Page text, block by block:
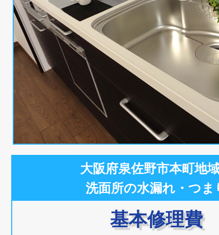
大阪府泉佐野市本町地
洗面所の水漏れ・つま
基本修理費